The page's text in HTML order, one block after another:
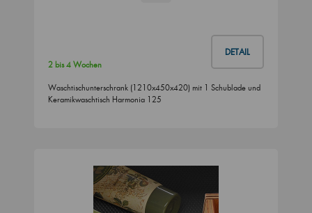
DETAIL
2 bis 4 Wochen
Waschtischunterschrank (1210x450x420) mit 1 Schublade und
Keramikwaschtisch Harmonia 125